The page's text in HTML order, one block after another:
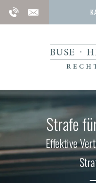
Strafe
Effektive